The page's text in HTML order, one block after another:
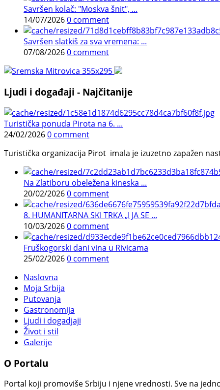
Savršen kolač: "Moskva šnit", ...
14/07/20260 comment
Savršen slatkiš za sva vremena: ...
07/08/20260 comment
Ljudi i događaji - Najčitanije
Turistička ponuda Pirota na 6. ...
24/02/20260 comment
Turistička organizacija Pirot imala je izuzetno zapažen
Na Zlatiboru obeležena kineska ...
20/02/20260 comment
8. HUMANITARNA SKI TRKA „I JA SE ...
10/03/20260 comment
Fruškogorski dani vina u Rivicama
25/02/20260 comment
Naslovna
Moja Srbija
Putovanja
Gastronomija
Ljudi i dogadjaji
Život i stil
Galerije
O Portalu
Portal koji promoviše Srbiju i njene vrednosti. Sve na